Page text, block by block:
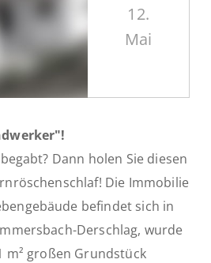
12.
Mai
Dann holen Sie diesen
Die Immobilie
befindet sich in
Derschlag, wurde
m² großen Grundstück